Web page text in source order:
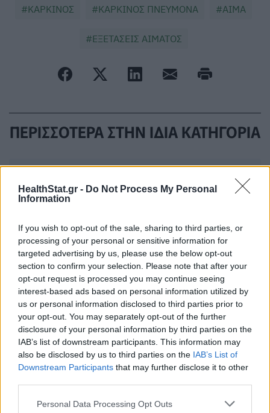
HealthStat.gr - Do Not Process My Personal
Information
If you wish to opt-out of the sale, sharing to third parties, or
processing of your personal or sensitive information for
targeted advertising by us, please use the below opt-out
section to confirm your selection. Please note that after your
opt-out request is processed you may continue seeing
interest-based ads based on personal information utilized by
us or personal information disclosed to third parties prior to
your opt-out. You may separately opt-out of the further
disclosure of your personal information by third parties on the
IAB’s list of downstream participants. This information may
also be disclosed by us to third parties on the IAB’s List of
Downstream Participants that may further disclose it to other
Personal Data Processing Opt Outs
ΚΑΡΚΙΝΟΣ ΚΑΡΚΙΝΟΣ ΠΝΕΥΜΟΝΑ ΑΙΜΑ
ΕΞΕΤΑΣΕΙΣ ΑΙΜΑΤΟΣ
ΠΕΡΙΣΣΟΤΕΡΑ ΣΤΗΝ ΙΔΙΑ ΚΑΤΗΓΟΡΙΑ
μπορεί να μειώσει τον κίνδυνο
Μέλισσες: Πόσο ευφυείς είναι; Νέα
μελέτη δίνει την απάντηση
05 Ιουνίου 2026
ΣΧΕΤΙΚΑ ΑΡΘΡΑ